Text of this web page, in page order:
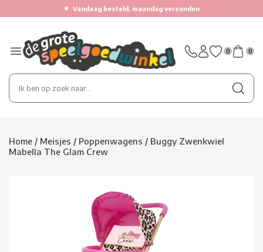
★ Vandaag besteld, maandag verzonden
0 0
Home / Meisjes / Poppenwagens / Buggy Zwenkwiel
Mabella The Glam Crew